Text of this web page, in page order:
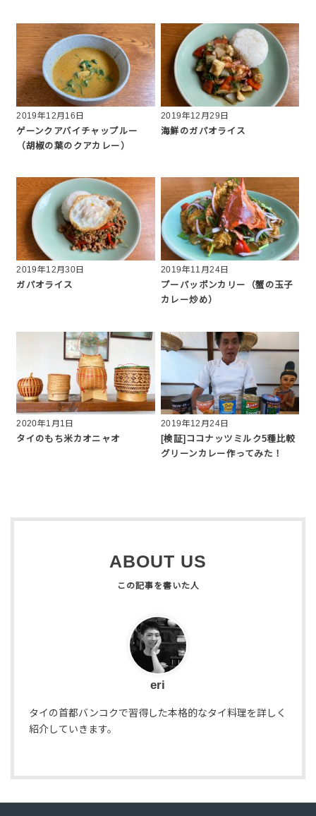
2019年12月16日
ゲーンクアバイチャップルー
（胡椒の葉のクアカレー）
2019年12月29日
海鮮のガパオライス
2019年12月30日
ガパオライス
2019年11月24日
プーパッポンカリー（蟹の玉子
カレー炒め）
2020年1月1日
タイのもち米カオニャオ
2019年12月24日
[検証]ココナッツミルク5種比較
グリーンカレー作ってみた！
ABOUT US
eri
タイの首都バンコクで習得した本格的なタイ料理を詳しく
紹介していきます。